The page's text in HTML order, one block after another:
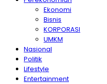
Ekonomi
Bisnis
KORPORASI
UMKM
Nasional
Politik
Lifestyle
Entertainment